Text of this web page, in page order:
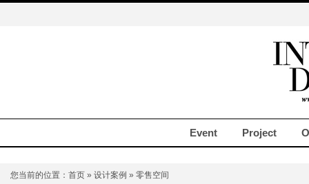
Event Project
您当前的位置： 首页 » 设计案例 » 零售空间